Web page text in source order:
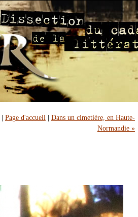
| Page d'accueil | Dans un cimetière, en Haute-
Normandie »